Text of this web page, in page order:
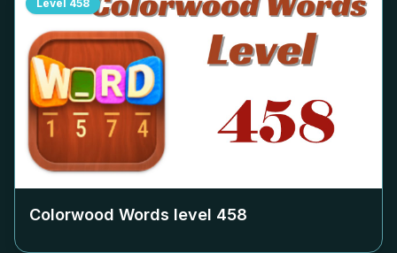
Level 458
Colorwood Words level 458